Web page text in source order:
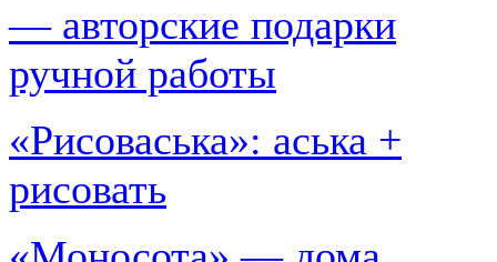
— авторские подарки
ручной работы
«Рисоваська»: аська +
рисовать